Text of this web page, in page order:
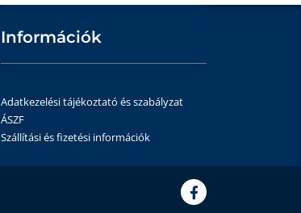
Információk
Adatkezelési tájékoztató és szabályzat
ÁSZF
Szállítási és fizetési információk